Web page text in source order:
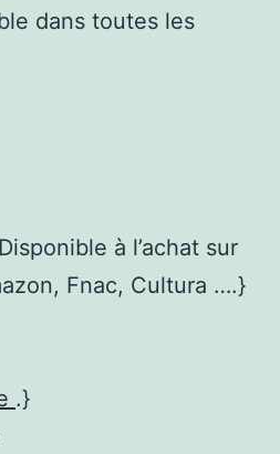
dans toutes les
à l’achat sur
Fnac, Cultura ….}
.}